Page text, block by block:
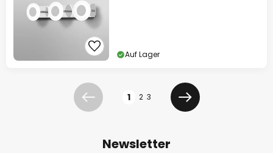
Auf Lager
Zurück 1 2 3
Weiter
Newsletter